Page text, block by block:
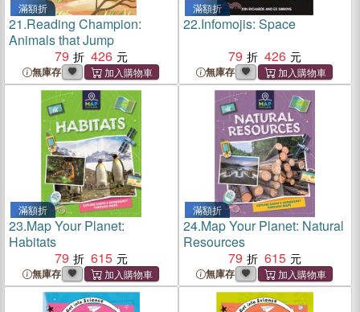
滿額折
21.Reading Champion:
Animals that Jump
79
426
無庫存
滿額折
22.Infomojis: Space
79
426
無庫存
滿額折
23.Map Your Planet:
Habitats
79
615
無庫存
滿額折
24.Map Your Planet: Natural
Resources
79
615
無庫存